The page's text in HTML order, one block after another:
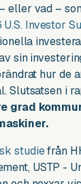
eller vad –
Investor
sin
hur de
Slutsatsen i
grad
studiefrån
USTP -